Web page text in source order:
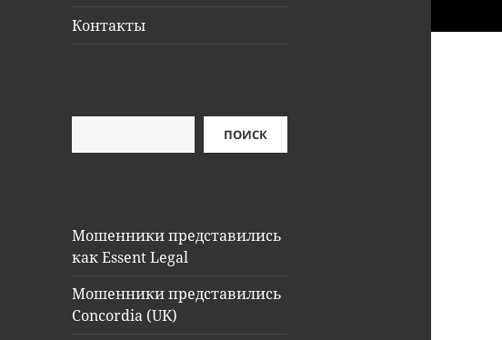
Контакты
ПОИСК
Мошенники представились
как Essent Legal
Мошенники представились
Concordia (UK)